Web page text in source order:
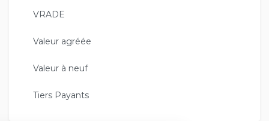
VRADE
Valeur agréée
Valeur à neuf
Tiers Payants